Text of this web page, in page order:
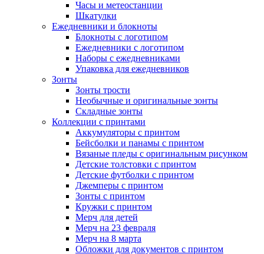
Часы и метеостанции
Шкатулки
Ежедневники и блокноты
Блокноты с логотипом
Ежедневники с логотипом
Наборы с ежедневниками
Упаковка для ежедневников
Зонты
Зонты трости
Необычные и оригинальные зонты
Складные зонты
Коллекции с принтами
Аккумуляторы с принтом
Бейсболки и панамы с принтом
Вязаные пледы с оригинальным рисунком
Детские толстовки с принтом
Детские футболки с принтом
Джемперы с принтом
Зонты с принтом
Кружки с принтом
Мерч для детей
Мерч на 23 февраля
Мерч на 8 марта
Обложки для документов с принтом